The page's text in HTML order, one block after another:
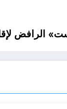
الرافض